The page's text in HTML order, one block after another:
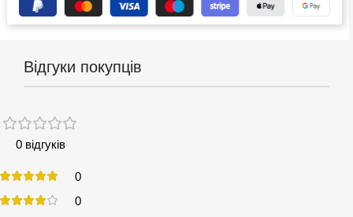
Відгуки покупців
0 відгуків
0
0